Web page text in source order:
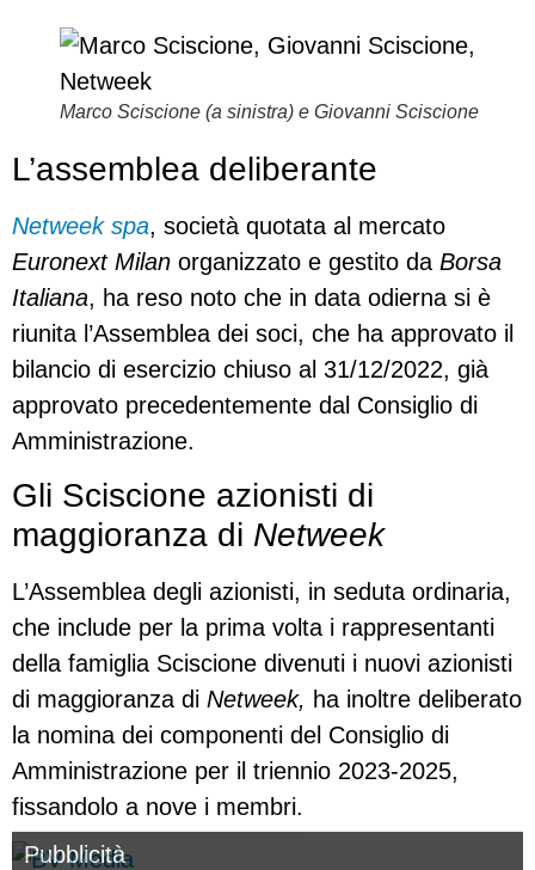
Marco Sciscione (a sinistra) e Giovanni Sciscione
L’assemblea deliberante
Netweek spa, società quotata al mercato
Euronext Milan organizzato e gestito da Borsa
Italiana, ha reso noto che in data odierna si è
riunita l’Assemblea dei soci, che ha approvato il
bilancio di esercizio chiuso al 31/12/2022, già
approvato precedentemente dal Consiglio di
Amministrazione.
Gli Sciscione azionisti di
maggioranza di Netweek
L’Assemblea degli azionisti, in seduta ordinaria,
che include per la prima volta i rappresentanti
della famiglia Sciscione divenuti i nuovi azionisti
di maggioranza di Netweek, ha inoltre deliberato
la nomina dei componenti del Consiglio di
Amministrazione per il triennio 2023-2025,
fissandolo a nove i membri.
Pubblicità